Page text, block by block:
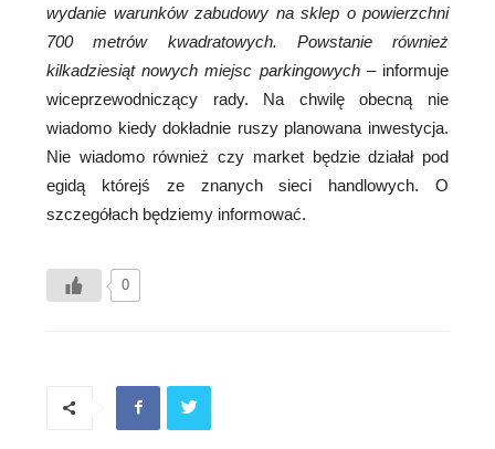
wydanie warunków zabudowy na sklep o powierzchni
700 metrów kwadratowych. Powstanie również
kilkadziesiąt nowych miejsc parkingowych – informuje
wiceprzewodniczący rady. Na chwilę obecną nie
wiadomo kiedy dokładnie ruszy planowana inwestycja.
Nie wiadomo również czy market będzie działał pod
egidą którejś ze znanych sieci handlowych. O
szczegółach będziemy informować.
0